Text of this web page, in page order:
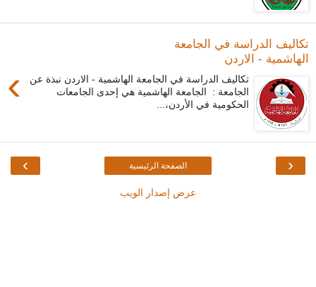
تكاليف الدراسة في الجامعة
الهاشمية - الاردن
›
تكاليف الدراسة في الجامعة الهاشمية - الاردن نبذة عن
الجامعة : الجامعة الهاشمية هي إحدى الجامعات
الحكومية في الأردن،...
‹
› الصفحة الرئيسية
عرض إصدار الويب